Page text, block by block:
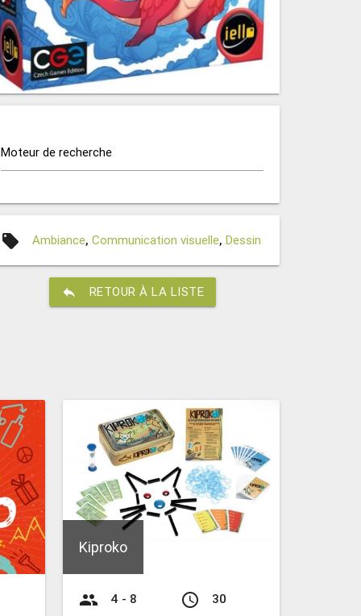
Moteur de recherche
local_offer Ambiance,Communication visuelle,Dessin
reply RETOUR À LA LISTE
Kiproko
group 4 - 8 access_time 30